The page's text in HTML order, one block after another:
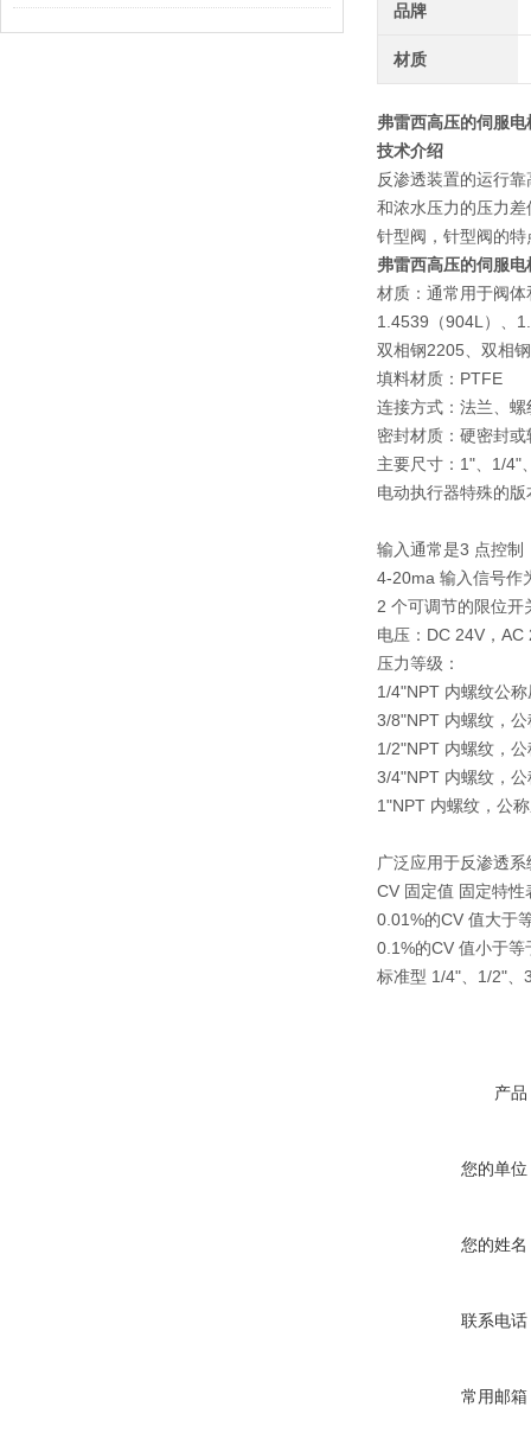
品牌
材质
弗雷西高压的伺服电
技术介绍
反渗透装置的运行
和浓水压力的压力
针型阀，针型阀的
弗雷西高压的伺服电
材质：通常用于阀
1.4539（904L）、
双相钢2205、双相
填料材质：PTFE
连接方式：法兰、螺
密封材质：硬密封
主要尺寸：1"、1/4"
电动执行器特殊的
输入通常是3 点控制
4-20ma 输入信号作
2 个可调节的限位开
电压：DC 24V，AC
压力等级：
1/4"NPT 内螺纹公
3/8"NPT 内螺纹，
1/2"NPT 内螺纹，
3/4"NPT 内螺纹，
1"NPT 内螺纹，公
广泛应用于反渗透
CV 固定值 固定特性
0.01%的CV 值大于
0.1%的CV 值小于等
标准型 1/4"、1/2"、
产品
您的单位
您的姓名
联系电话
常用邮箱